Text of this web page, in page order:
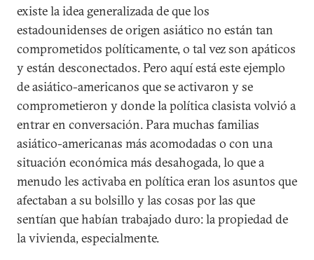
existe la idea generalizada de que los
estadounidenses de origen asiático no están tan
comprometidos políticamente, o tal vez son apáticos
y están desconectados. Pero aquí está este ejemplo
de asiático-americanos que se activaron y se
comprometieron y donde la política clasista volvió a
entrar en conversación. Para muchas familias
asiático-americanas más acomodadas o con una
situación económica más desahogada, lo que a
menudo les activaba en política eran los asuntos que
afectaban a su bolsillo y las cosas por las que
sentían que habían trabajado duro: la propiedad de
la vivienda, especialmente.